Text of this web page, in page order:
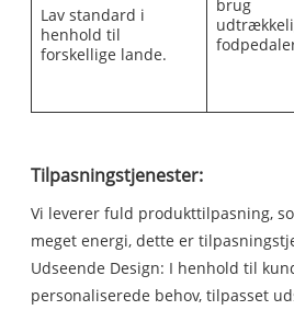
Lav standard i
henhold til
forskellige lande.
brug
Tilpasningstjenester:
Vi leverer fuld produkttilpasning,
meget energi, dette er
Udseende Design: I henhold til
personaliserede behov, tilpasset